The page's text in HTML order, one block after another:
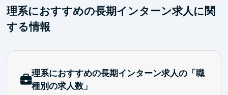
理系におすすめの長期インターン求人に関
する情報
理系におすすめの長期インターン求人の「職
種別の求人数」